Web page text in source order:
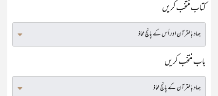
کتاب منتخب کریں
باب منتخب کریں